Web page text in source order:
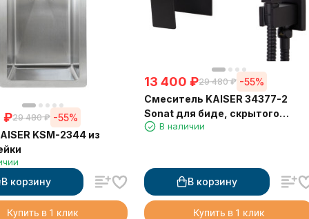
₽29 480 ₽ -55%
KSM-2344 из
В корзину
Купить в 1 клик
13 400 ₽29 480 ₽ -55%
Смеситель KAISER 34377-2
Sonat для биде, скрытого
монтажа, чёрный матовый
В наличии
В корзину
Купить в 1 клик